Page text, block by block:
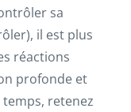
sa
il est plus
réactions
profonde et
retenez